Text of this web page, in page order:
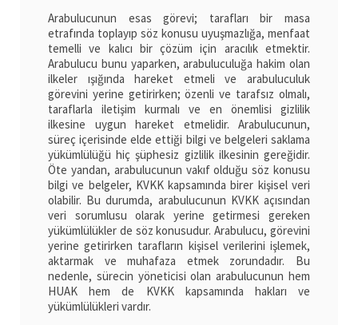
Arabulucunun esas görevi; tarafları bir masa
etrafında toplayıp söz konusu uyuşmazlığa, menfaat
temelli ve kalıcı bir çözüm için aracılık etmektir.
Arabulucu bunu yaparken, arabuluculuğa hakim olan
ilkeler ışığında hareket etmeli ve arabuluculuk
görevini yerine getirirken; özenli ve tarafsız olmalı,
taraflarla iletişim kurmalı ve en önemlisi gizlilik
ilkesine uygun hareket etmelidir. Arabulucunun,
süreç içerisinde elde ettiği bilgi ve belgeleri saklama
yükümlülüğü hiç şüphesiz gizlilik ilkesinin gereğidir.
Öte yandan, arabulucunun vakıf olduğu söz konusu
bilgi ve belgeler, KVKK kapsamında birer kişisel veri
olabilir. Bu durumda, arabulucunun KVKK açısından
veri sorumlusu olarak yerine getirmesi gereken
yükümlülükler de söz konusudur. Arabulucu, görevini
yerine getirirken tarafların kişisel verilerini işlemek,
aktarmak ve muhafaza etmek zorundadır. Bu
nedenle, sürecin yöneticisi olan arabulucunun hem
HUAK hem de KVKK kapsamında hakları ve
yükümlülükleri vardır.